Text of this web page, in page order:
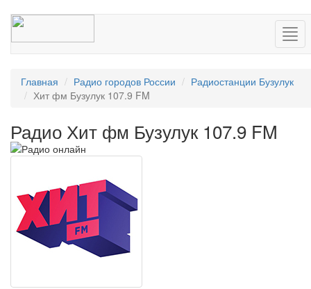
Главная Радио городов России
Радиостанции Бузулук
Хит фм Бузулук 107.9 FM
Радио Хит фм Бузулук 107.9 FM